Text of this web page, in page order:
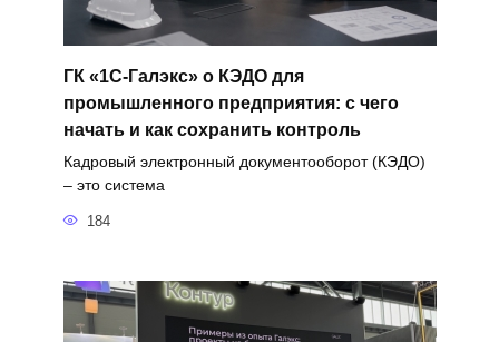
ГК «1С-Галэкс» о КЭДО для
промышленного предприятия: с чего
начать и как сохранить контроль
Кадровый электронный документооборот (КЭДО)
– это система
184